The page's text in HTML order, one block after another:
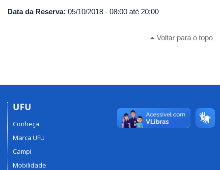
Data da Reserva: 05/10/2018 - 08:00 até 20:00
Voltar para o topo
UFU
Conheça
Marca UFU
Campi
Mobilidade